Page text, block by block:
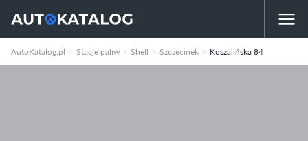
AutoKatalog.pl Stacje paliw Shell Szczecinek Koszalińska 84